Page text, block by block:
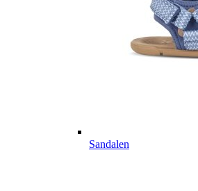
Sandalen